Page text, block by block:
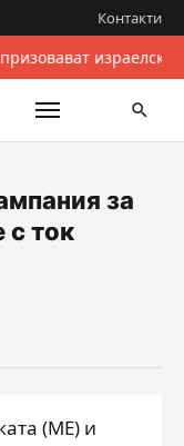
Контакти
за
с ток
(МЕ) и